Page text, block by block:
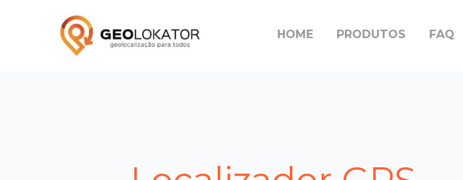
HOME PRODUTOS FAQ